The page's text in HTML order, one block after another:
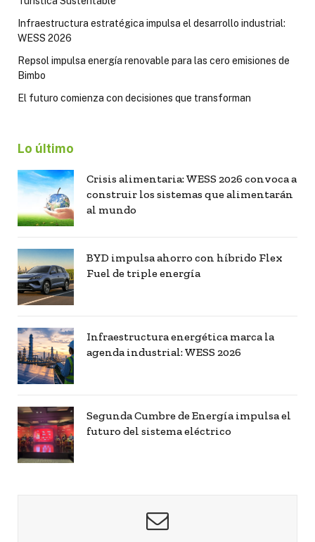
Infraestructura estratégica impulsa el desarrollo industrial:
WESS 2026
Repsol impulsa energía renovable para las cero emisiones de
Bimbo
El futuro comienza con decisiones que transforman
Lo último
Crisis alimentaria: WESS 2026 convoca a
construir los sistemas que alimentarán
al mundo
BYD impulsa ahorro con híbrido Flex
Fuel de triple energía
Infraestructura energética marca la
agenda industrial: WESS 2026
Segunda Cumbre de Energía impulsa el
futuro del sistema eléctrico